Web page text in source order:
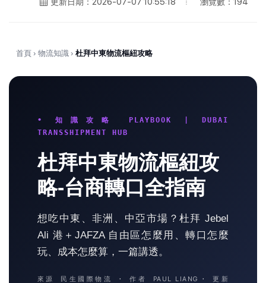
首頁 › 物流知識 › 杜拜中東物流樞紐攻略
• 知識攻略 PLAYBOOK | DUBAI
TRANSSHIPMENT HUB
杜拜中東物流樞紐攻
略-台商轉口全指南
想吃中東、非洲、中亞市場？杜拜 Jebel
Ali 港＋JAFZA 自由區怎麼用、轉口怎麼
玩、成本怎麼算，一篇講透。
來源 民生國際物流 · 作者 PAUL LIANG
· 更新